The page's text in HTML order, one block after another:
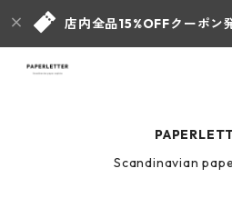
店内全品15%OFFクーポン
Scandinavian